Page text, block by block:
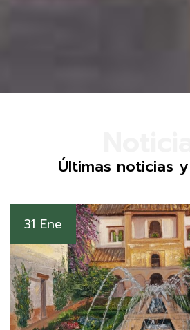
Últimas noticias
31 Ene